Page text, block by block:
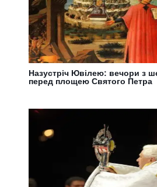
Назустріч Ювілею: вечори з
перед площею Святого Петра